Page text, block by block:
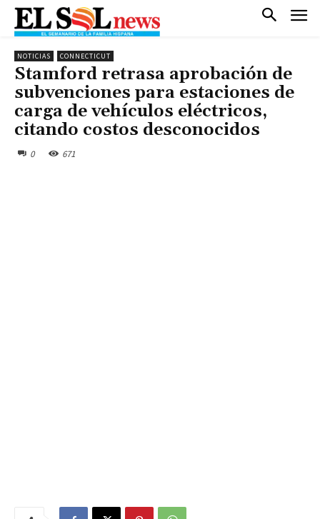
NOTICIAS CONNECTICUT
Stamford retrasa aprobación de
subvenciones para estaciones de
carga de vehículos eléctricos,
citando costos desconocidos
0 671